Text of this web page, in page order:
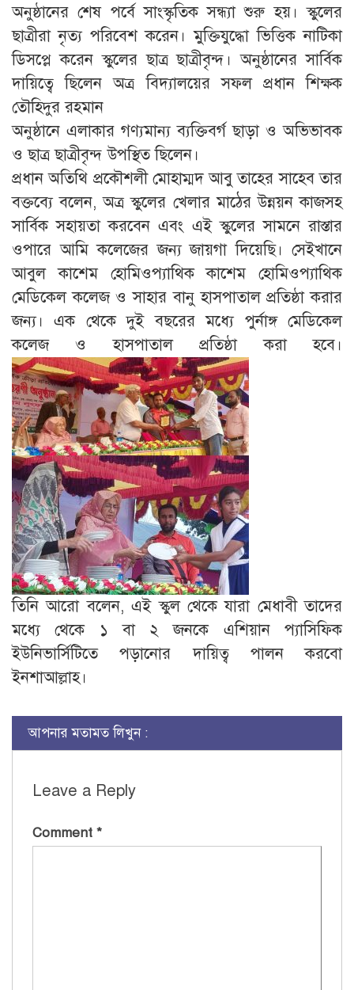
অনুষ্ঠানের শেষ পর্বে সাংস্কৃতিক সন্ধ্যা শুরু হয়। স্কুলের
ছাত্রীরা নৃত্য পরিবেশ করেন। মুক্তিযুদ্ধো ভিত্তিক নাটিকা
ডিসপ্লে করেন স্কুলের ছাত্র ছাত্রীবৃন্দ। অনুষ্ঠানের সার্বিক
দায়িত্বে ছিলেন অত্র বিদ্যালয়ের সফল প্রধান শিক্ষক
তৌহিদুর রহমান
অনুষ্ঠানে এলাকার গণ্যমান্য ব্যক্তিবর্গ ছাড়া ও অভিভাবক
ও ছাত্র ছাত্রীবৃন্দ উপস্থিত ছিলেন।
প্রধান অতিথি প্রকৌশলী মোহাম্মদ আবু তাহের সাহেব তার
বক্তব্যে বলেন, অত্র স্কুলের খেলার মাঠের উন্নয়ন কাজসহ
সার্বিক সহায়তা করবেন এবং এই স্কুলের সামনে রাস্তার
ওপারে আমি কলেজের জন্য জায়গা দিয়েছি। সেইখানে
আবুল কাশেম হোমিওপ্যাথিক কাশেম হোমিওপ্যাথিক
মেডিকেল কলেজ ও সাহার বানু হাসপাতাল প্রতিষ্ঠা করার
জন্য। এক থেকে দুই বছরের মধ্যে পুর্নাঙ্গ মেডিকেল
কলেজ ও হাসপাতাল প্রতিষ্ঠা করা হবে।
তিনি আরো বলেন, এই স্কুল থেকে যারা মেধাবী তাদের
মধ্যে থেকে ১ বা ২ জনকে এশিয়ান প্যাসিফিক
ইউনিভার্সিটিতে পড়ানোর দায়িত্ব পালন করবো
ইনশাআল্লাহ।
আপনার মতামত লিখুন :
Leave a Reply
Comment *